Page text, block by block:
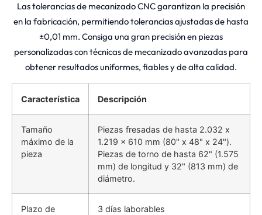
Las tolerancias de mecanizado CNC garantizan la precisión
en la fabricación, permitiendo tolerancias ajustadas de hasta
±0,01 mm. Consiga una gran precisión en piezas
personalizadas con técnicas de mecanizado avanzadas para
obtener resultados uniformes, fiables y de alta calidad.
Característica Descripción
Tamaño
máximo de la
pieza
Piezas fresadas de hasta 2.032 x
1.219 x 610 mm (80" x 48" x 24").
Piezas de torno de hasta 62" (1.575
mm) de longitud y 32" (813 mm) de
diámetro.
Plazo de
3 días laborables